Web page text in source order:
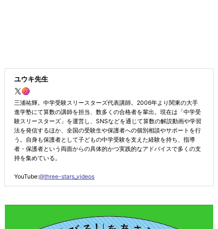
ユウキ先生
三浦祐輝。中学受験スリースターズ代表講師。2006年より関東の大手
進学塾にて算数の講師を担当、数多くの合格者を輩出。現在は「中学受
験スリースターズ」を運営し、SNSなどを通じて算数の解説動画や学習
法を発信するほか、全国の受験生や保護者への個別相談やサポートを行
う。自身も保護者として子どもの中学受験を支えた経験を持ち、指導
者・保護者という両面からの具体的かつ実践的なアドバイスで多くの支
持を集めている。
YouTube:@three-stars_videos